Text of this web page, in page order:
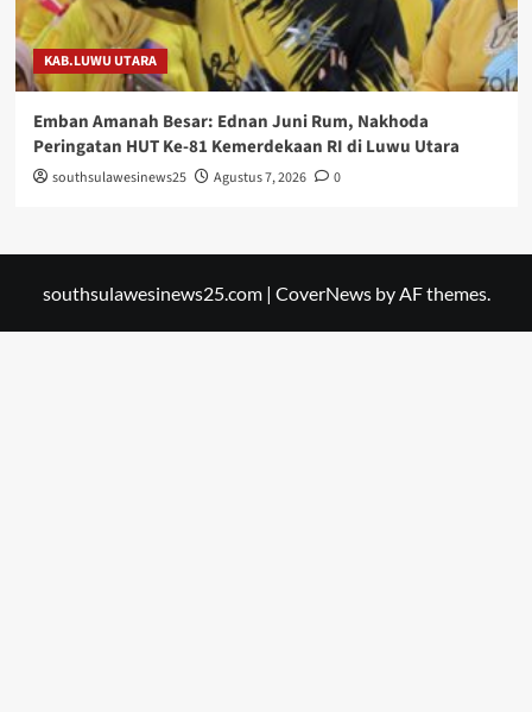
KAB.LUWU UTARA
Emban Amanah Besar: Ednan Juni Rum, Nakhoda
Peringatan HUT Ke-81 Kemerdekaan RI di Luwu Utara
southsulawesinews25 Agustus 7, 2026 0
southsulawesinews25.com | CoverNewsby AF themes.